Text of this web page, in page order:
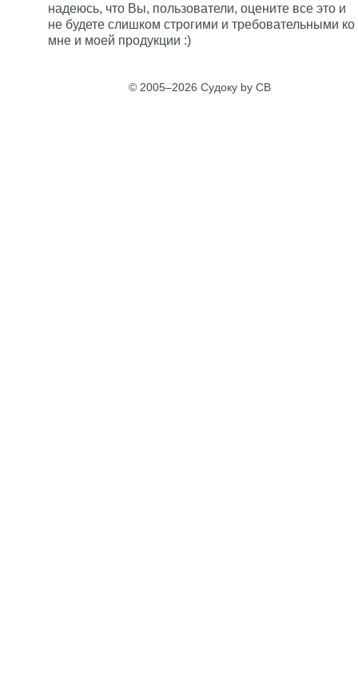
надеюсь, что Вы, пользователи, оцените все это и
не будете слишком строгими и требовательными ко
мне и моей продукции :)
© 2005–2026 Судоку by CB